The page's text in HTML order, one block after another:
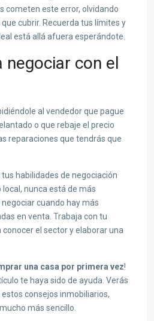
cometen este error, olvidando
cubrir. Recuerda tus límites y
está allá afuera esperándote.
negociar con el
al vendedor que pague
o que rebaje el precio
reparaciones que tendrás que
habilidades de negociación
nunca está de más
cuando hay más
en venta. Trabaja con tu
el sector y elaborar una
una casa por primera vez!
te haya sido de ayuda. Verás
consejos inmobiliarios,
más sencillo.